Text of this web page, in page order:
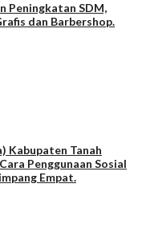
Peningkatan SDM,
dan Barbershop.
Kabupaten Tanah
Penggunaan Sosial
Empat.